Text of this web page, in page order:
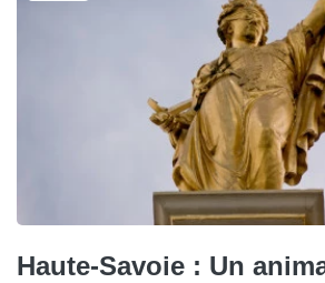
Haute-Savoie : Un